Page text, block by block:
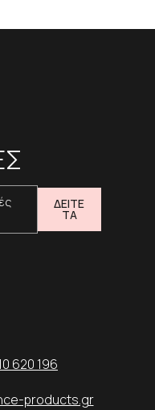
ΔΕΙΤΕ
ΤΑ
620 196
products.gr